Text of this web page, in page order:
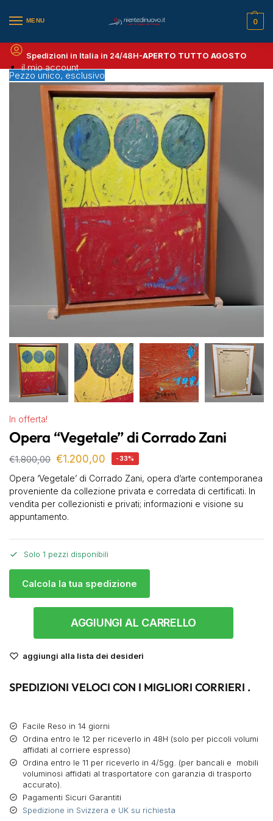
MENU
il mio account
0
Spedizioni in Italia in 24/48H-APERTO TUTTO AGOSTO
Pezzo unico, esclusivo
In offerta!
Opera “Vegetale” di Corrado Zani
€1.800,00 €1.200,00 -33%
Opera ‘Vegetale’ di Corrado Zani, opera d’arte contemporanea
proveniente da collezione privata e corredata di certificati. In
vendita per collezionisti e privati; informazioni e visione su
appuntamento.
Solo 1 pezzi disponibili
Calcola la tua spedizione
AGGIUNGI AL CARRELLO
aggiungi alla lista dei desideri
SPEDIZIONI VELOCI CON I MIGLIORI CORRIERI .
Facile Reso in 14 giorni
Ordina entro le 12 per riceverlo in 48H (solo per piccoli volumi
affidati al corriere espresso)
Ordina entro le 11 per riceverlo in 4/5gg. (per bancali e mobili
voluminosi affidati al trasportatore con garanzia di trasporto
accurato).
Pagamenti Sicuri Garantiti
Spedizione in Svizzera e UK su richiesta